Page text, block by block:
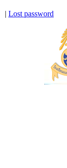
| Lost password